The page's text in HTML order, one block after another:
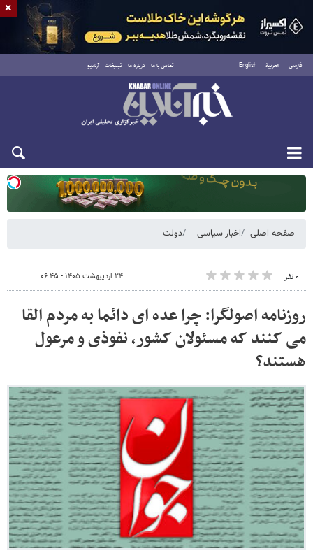
فارسی العربية English تماس با ما درباره ما تبلیغات آرشیو
دوشنبه ۱۹ مرداد ۱۴۰۵
صفحه اصلی اخبار سیاسی دولت
۰ نفر ۲۴ اردیبهشت ۱۴۰۵ - ۰۶:۴۵
روزنامه اصولگرا: چرا عده ای دائما به مردم القا
می کنند که مسئولان کشور، نفوذی و مرعول
هستند؟
×